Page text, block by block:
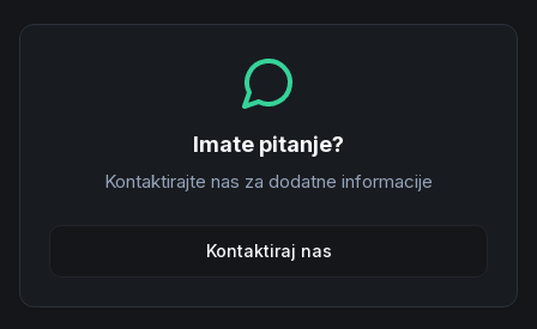
Imate pitanje?
Kontaktirajte nas za dodatne informacije
Kontaktiraj nas